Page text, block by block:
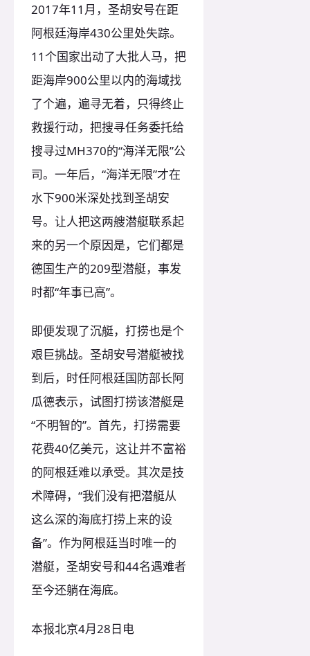
2017年11月，圣胡安号在距
阿根廷海岸430公里处失踪。
11个国家出动了大批人马，把
距海岸900公里以内的海域找
了个遍，遍寻无着，只得终止
救援行动，把搜寻任务委托给
搜寻过MH370的“海洋无限”公
司。一年后，“海洋无限”才在
水下900米深处找到圣胡安
号。让人把这两艘潜艇联系起
来的另一个原因是，它们都是
德国生产的209型潜艇，事发
时都“年事已高”。
即便发现了沉艇，打捞也是个
艰巨挑战。圣胡安号潜艇被找
到后，时任阿根廷国防部长阿
瓜德表示，试图打捞该潜艇是
“不明智的”。首先，打捞需要
花费40亿美元，这让并不富裕
的阿根廷难以承受。其次是技
术障碍，“我们没有把潜艇从
这么深的海底打捞上来的设
备”。作为阿根廷当时唯一的
潜艇，圣胡安号和44名遇难者
至今还躺在海底。
本报北京4月28日电